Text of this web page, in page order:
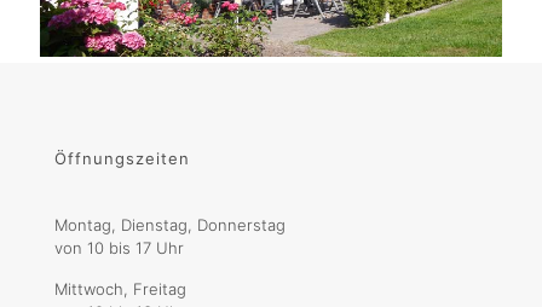
Öffnungszeiten
Montag, Dienstag, Donnerstag
von 10 bis 17 Uhr
Mittwoch, Freitag